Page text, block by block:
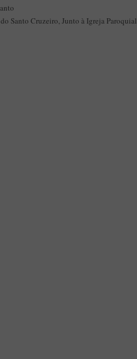
Santo Cruzeiro, Junto à Igreja Paroquial